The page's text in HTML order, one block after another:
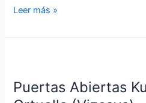
Leer más »
Puertas Abiertas
Kung
Fu